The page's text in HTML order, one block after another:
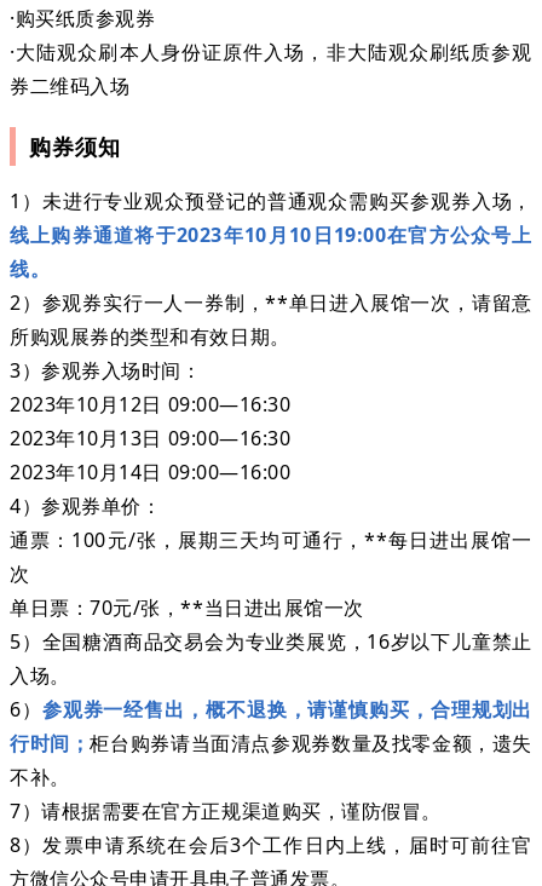
·购买纸质参观券
·大陆观众刷本人身份证原件入场，非大陆观众刷纸质参观
券二维码入场
购券须知
1）未进行专业观众预登记的普通观众需购买参观券入场，
线上购券通道将于2023年10月10日19:00在官方公众号上
线。
2）参观券实行一人一券制，**单日进入展馆一次，请留意
所购观展券的类型和有效日期。
3）参观券入场时间：
2023年10月12日 09:00—16:30
2023年10月13日 09:00—16:30
2023年10月14日 09:00—16:00
4）参观券单价：
通票：100元/张，展期三天均可通行，**每日进出展馆一
次
单日票：70元/张，**当日进出展馆一次
5）全国糖酒商品交易会为专业类展览，16岁以下儿童禁止
入场。
6） 参观券一经售出，概不退换，请谨慎购买，合理规划出
行时间；柜台购券请当面清点参观券数量及找零金额，遗失
不补。
7）请根据需要在官方正规渠道购买，谨防假冒。
8）发票申请系统在会后3个工作日内上线，届时可前往官
方微信公众号申请开具电子普通发票。